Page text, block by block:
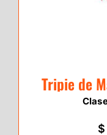
Tripie de